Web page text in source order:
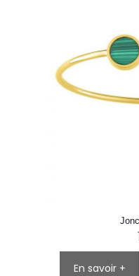
En savoir +